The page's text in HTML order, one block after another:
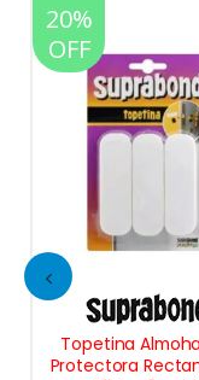
20%
OFF
Topetina
Protectora